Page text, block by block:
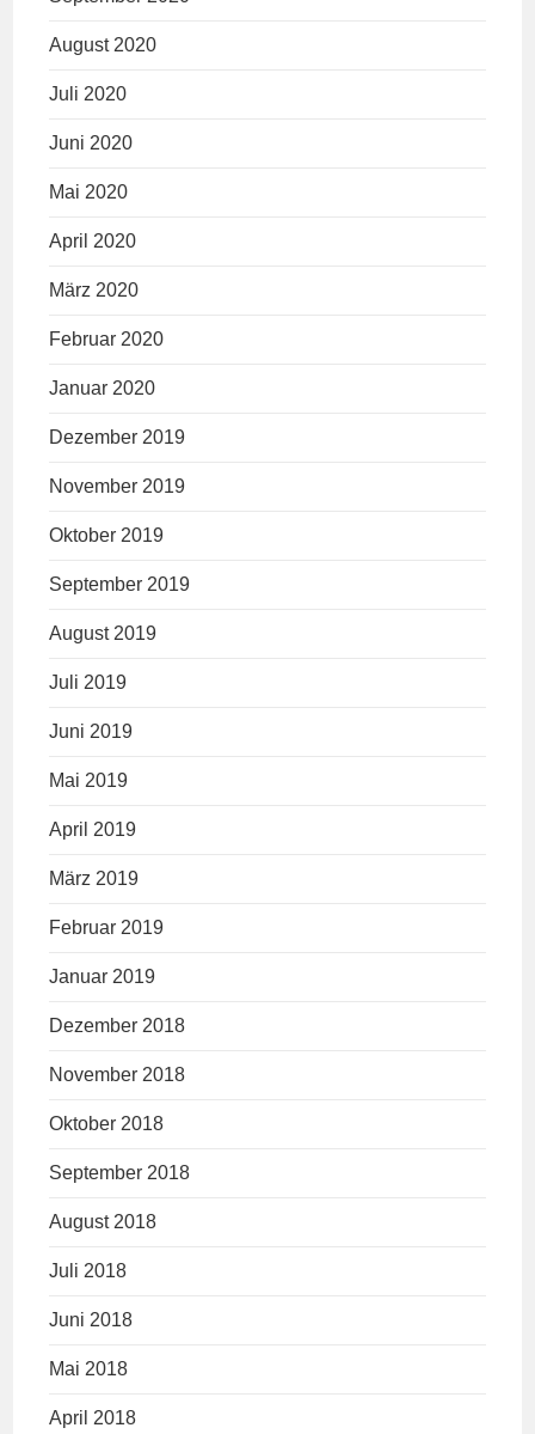
August 2020
Juli 2020
Juni 2020
Mai 2020
April 2020
März 2020
Februar 2020
Januar 2020
Dezember 2019
November 2019
Oktober 2019
September 2019
August 2019
Juli 2019
Juni 2019
Mai 2019
April 2019
März 2019
Februar 2019
Januar 2019
Dezember 2018
November 2018
Oktober 2018
September 2018
August 2018
Juli 2018
Juni 2018
Mai 2018
April 2018